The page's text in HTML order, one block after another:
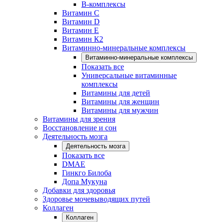
B-комплексы
Витамин C
Витамин D
Витамин E
Витамин К2
Витаминно-минеральные комплексы
Витаминно-минеральные комплексы
Показать все
Универсальные витаминные
комплексы
Витамины для детей
Витамины для женщин
Витамины для мужчин
Витамины для зрения
Восстановление и сон
Деятельность мозга
Деятельность мозга
Показать все
DMAE
Гинкго Билоба
Допа Мукуна
Добавки для здоровья
Здоровье мочевыводящих путей
Коллаген
Коллаген